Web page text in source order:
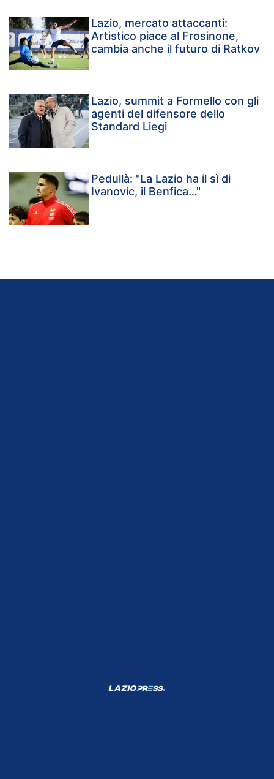
Lazio, mercato attaccanti:
Artistico piace al Frosinone,
cambia anche il futuro di Ratkov
Lazio, summit a Formello con gli
agenti del difensore dello
Standard Liegi
Pedullà: "La Lazio ha il sì di
Ivanovic, il Benfica…"